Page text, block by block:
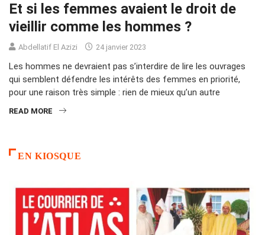
Et si les femmes avaient le droit de
vieillir comme les hommes ?
Abdellatif El Azizi 24 janvier 2023
Les hommes ne devraient pas s’interdire de lire les ouvrages
qui semblent défendre les intérêts des femmes en priorité,
pour une raison très simple : rien de mieux qu’un autre
READ MORE
EN KIOSQUE